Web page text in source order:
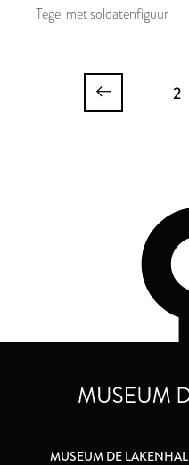
Tegel met soldatenfiguur
2
MUSEUM DE LAKENHAL